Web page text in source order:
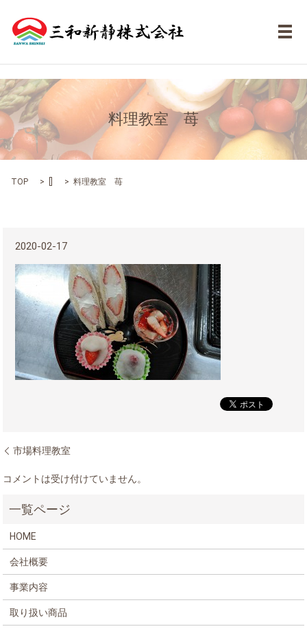
メ
料理教室 苺
TOP 料理教室 苺
2020-02-17
市場料理教室
コメントは受け付けていません。
HOME
会社概要
事業内容
取り扱い商品